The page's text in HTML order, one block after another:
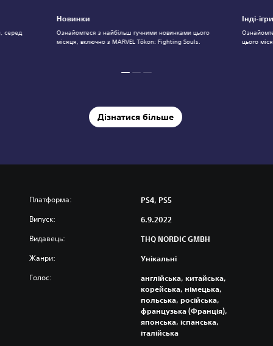
Новинки
Ознайомтеся з найбільш гучними новинками цього
місяця, включно з MARVEL Tōkon: Fighting Souls.
Інді-
цього
серед
Дізнатися більше
Платформа: PS4, PS5
Випуск: 6.9.2022
Видавець: THQ NORDIC GMBH
Жанри: Унікальні
Голос:
англійська, китайська,
корейська, німецька,
польська, російська,
французька (Франція),
японська, іспанська,
італійська